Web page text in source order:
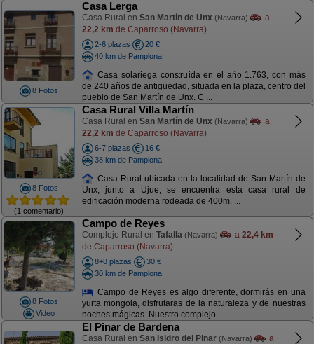
8 Fotos
Casa Lerga
Casa Rural en San Martín de Unx (Navarra)
a
22,2 km de Caparroso (Navarra)
2-6 plazas
20 €
40 km de Pamplona
Casa solariega construida en el año 1.763, con más
de 240 años de antigüedad, situada en la plaza, centro del
pueblo de San Martín de Unx. C ...
8 Fotos
(1 comentario)
Casa Rural Villa Martín
Casa Rural en San Martín de Unx (Navarra)
a
22,2 km de Caparroso (Navarra)
6-7 plazas
16 €
38 km de Pamplona
Casa Rural ubicada en la localidad de San Martín de
Unx, junto a Ujue, se encuentra esta casa rural de
edificación moderna rodeada de 400m. ...
8 Fotos
Video
Campo de Reyes
Complejo Rural en Tafalla (Navarra) a 22,4 km
de Caparroso (Navarra)
8+8 plazas
30 €
30 km de Pamplona
Campo de Reyes es algo diferente, dormirás en una
yurta mongola, disfrutaras de la naturaleza y de nuestras
noches mágicas. Nuestro complejo ...
El Pinar de Bardena
Casa Rural en San Isidro del Pinar (Navarra)
a